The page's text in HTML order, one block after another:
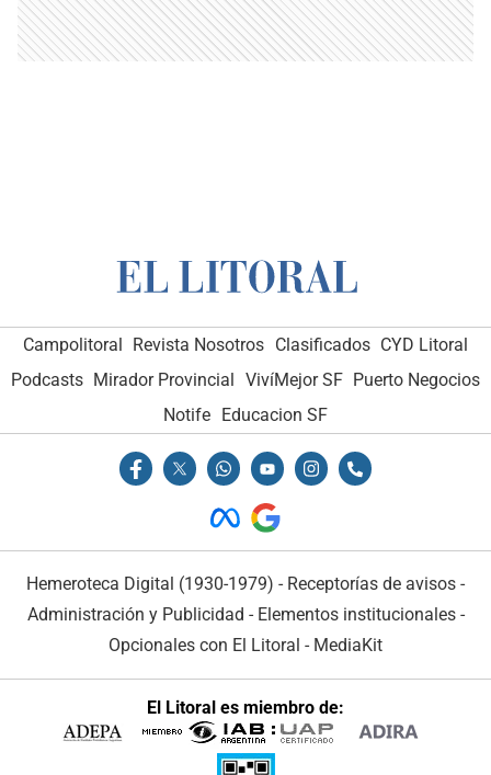
Campolitoral Revista Nosotros Clasificados CYD Litoral
Podcasts Mirador Provincial VivíMejor SF Puerto Negocios
Notife
Educacion SF
Hemeroteca Digital (1930-1979) - Receptorías de avisos -
Administración y Publicidad - Elementos institucionales-
Opcionales con El Litoral - MediaKit
El Litoral es miembro de: